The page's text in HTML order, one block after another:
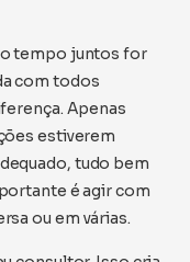
o tempo juntos for
com todos
Apenas
estiverem
tudo bem
é agir com
ou em várias.